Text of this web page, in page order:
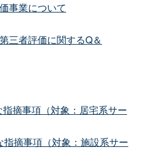
事業について
三者評価に関するQ＆
摘事項（対象：居宅系サー
摘事項（対象：施設系サー